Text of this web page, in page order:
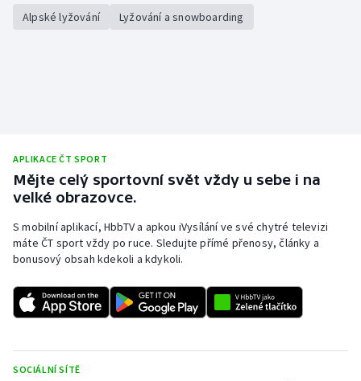
Alpské lyžování Lyžování a snowboarding
APLIKACE ČT SPORT
Mějte celý sportovní svět vždy u sebe i na
velké obrazovce.
S mobilní aplikací, HbbTV a apkou iVysílání ve své chytré televizi
máte ČT sport vždy po ruce. Sledujte přímé přenosy, články a
bonusový obsah kdekoli a kdykoli.
SOCIÁLNÍ SÍTĚ